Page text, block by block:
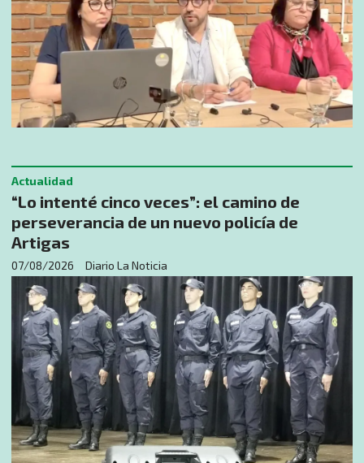
“Lo intenté cinco veces”: el camino de
perseverancia de un nuevo policía de
Artigas
Diario La Noticia
Actualidad
07/08/2026